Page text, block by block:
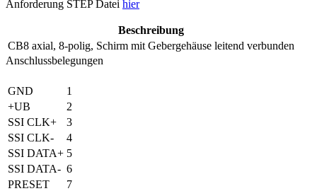
Anforderung STEP Datei hier
Beschreibung
CB8 axial, 8-polig, Schirm mit Gebergehäuse leitend verbunden
Anschlussbelegungen
GND
1
+UB
2
SSI CLK+
3
SSI CLK-
4
SSI DATA+ 5
SSI DATA- 6
PRESET
7